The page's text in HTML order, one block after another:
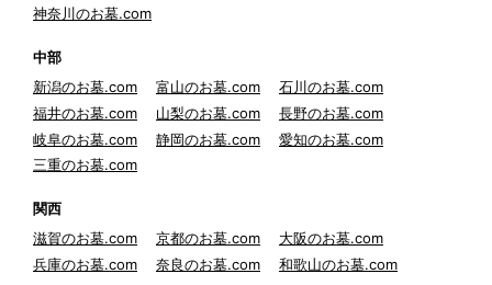
神奈川のお墓.com
中部
新潟のお墓.com
富山のお墓.com
石川のお墓.com
福井のお墓.com
山梨のお墓.com
長野のお墓.com
岐阜のお墓.com
静岡のお墓.com
愛知のお墓.com
三重のお墓.com
関西
滋賀のお墓.com
京都のお墓.com
大阪のお墓.com
兵庫のお墓.com
奈良のお墓.com 和歌山のお墓.com